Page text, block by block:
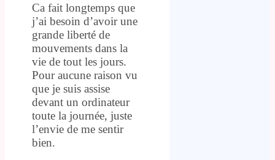
Ca fait longtemps que
j’ai besoin d’avoir une
grande liberté de
mouvements dans la
vie de tout les jours.
Pour aucune raison vu
que je suis assise
devant un ordinateur
toute la journée, juste
l’envie de me sentir
bien.